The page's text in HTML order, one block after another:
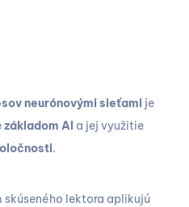
neurónovými sieťami je
základom AI a jej využitie
.
lektora aplikujú